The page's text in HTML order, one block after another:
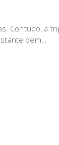
Contudo, a
bem…